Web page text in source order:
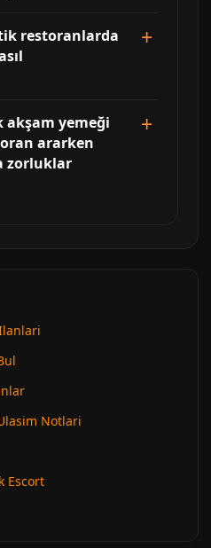
restoranlarda
akşam yemeği
ararken
zorluklar
Notlari
Escort